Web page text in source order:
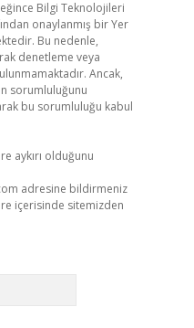
Bilgi Teknolojileri
onaylanmış bir Yer
Bu nedenle,
denetleme veya
Ancak,
sorumluluğunu
bu sorumluluğu kabul
aykırı olduğunu
adresine bildirmeniz
içerisinde sitemizden